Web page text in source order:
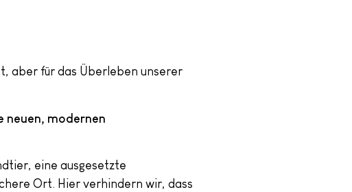
aber für das Überleben unserer
neuen, modernen
eine ausgesetzte
Ort. Hier verhindern wir, dass